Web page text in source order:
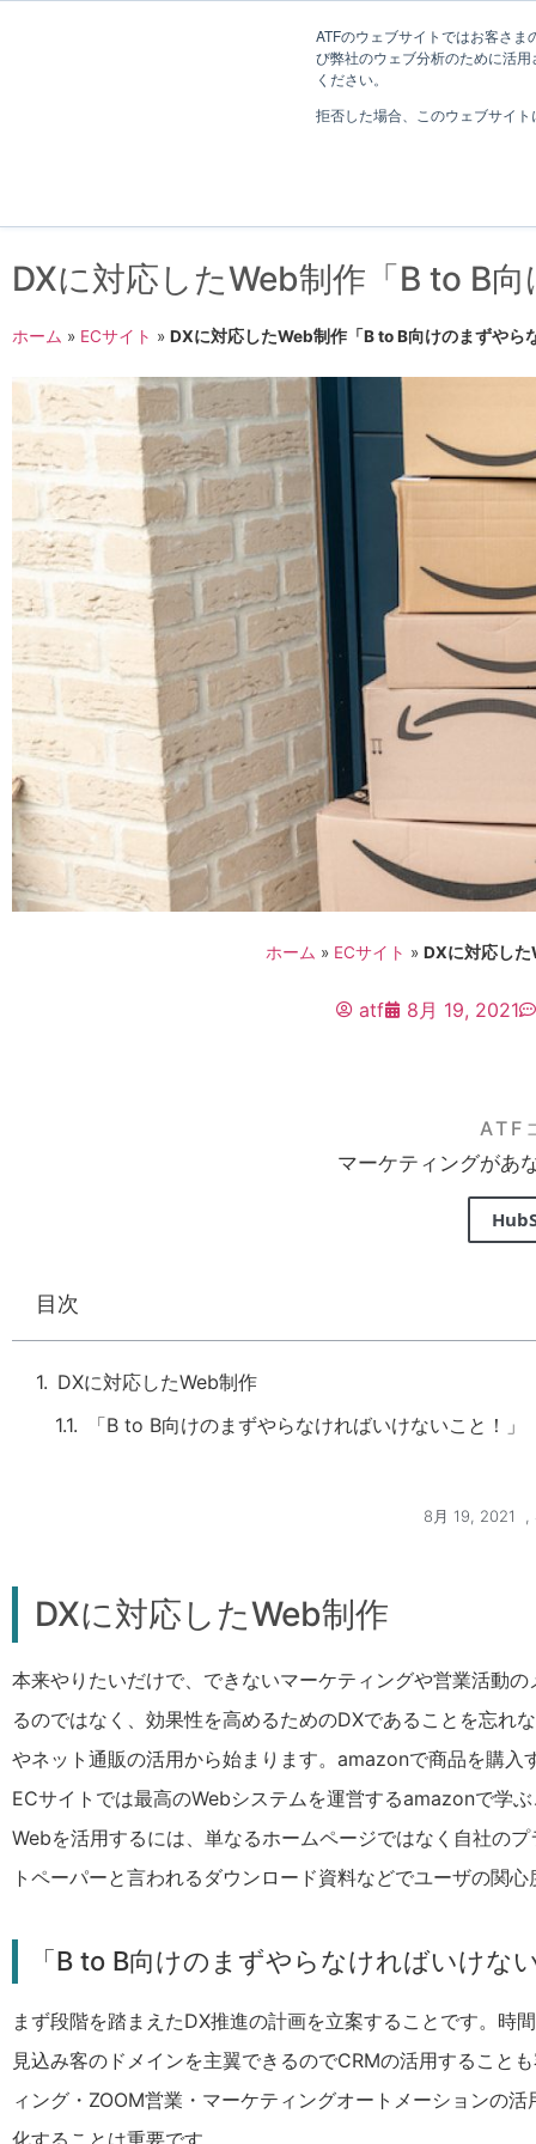
ATFのウェブサイトではお客さ
び弊社のウェブ分析のために活
ください。
拒否した場合、このウェブサイ
Web制作考え方
DXに対応したWeb制作「B to B
ホーム » ECサイト » DXに対応したWeb制作「B to B向けのまずやら
ホーム » ECサイト » DXに対応した
atf 8月 19, 2021
ATF
マーケティングがあ
目次
DXに対応したWeb制作
「B to B向けのまずやらなければいけないこと！」
8月 19, 2021
DXに対応したWeb制作
本来やりたいだけで、できないマーケティングや営業活動
るのではなく、効果性を高めるためのDXであることを忘れ
やネット通販の活用から始まります。amazonで商品を購
ECサイトでは最高のWebシステムを運営するamazonで学
Webを活用するには、単なるホームページではなく自社の
トペーパーと言われるダウンロード資料などでユーザの関
「B to B向けのまずやらなければいけな
まず段階を踏まえたDX推進の計画を立案することです。時
見込み客のドメインを主翼できるのでCRMの活用すること
ィング・ZOOM営業・マーケティングオートメーションの
化することは重要です。